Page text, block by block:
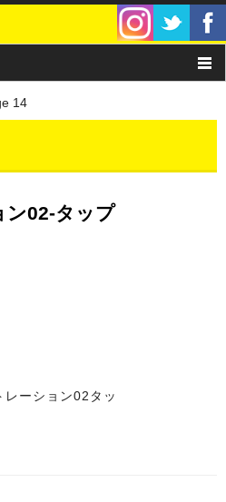
14
ン02-タップ
レーション02タッ